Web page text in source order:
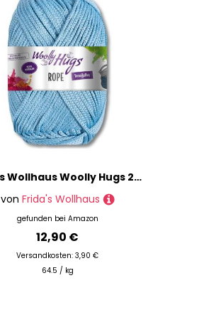
Frida's Wollhaus Woolly Hugs 200 g Rope Polyester Textilgarn Wolle Tasche mit Anleitung 19 Farben (57 | Denim)
von Frida's Wollhaus
gefunden bei Amazon
12,90 €
Versandkosten: 3,90 €
64.5 / kg